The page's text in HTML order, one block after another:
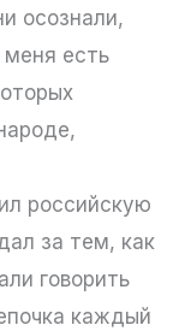
осознали,
есть
российскую
за тем, как
говорить
каждый